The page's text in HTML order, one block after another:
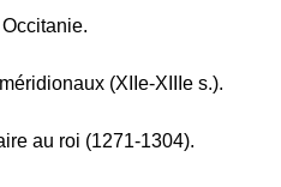
(XIIe-XIIIe s.).
au roi (1271-1304).